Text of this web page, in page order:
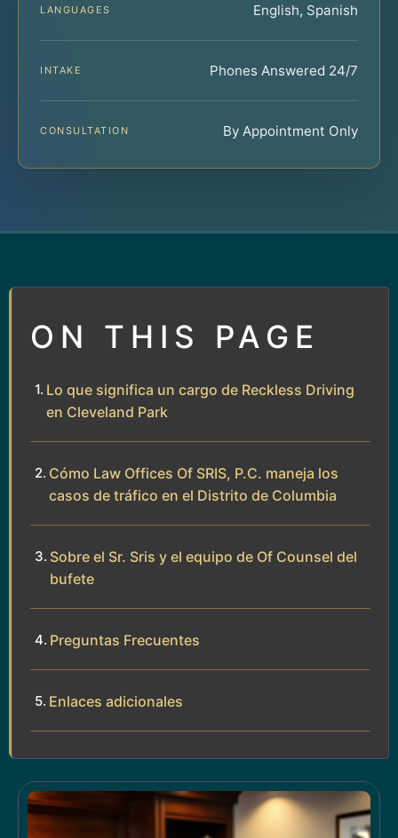
LANGUAGES English, Spanish
INTAKE Phones Answered 24/7
CONSULTATION By Appointment Only
ON THIS PAGE
Lo que significa un cargo de Reckless Driving
en Cleveland Park
Cómo Law Offices Of SRIS, P.C. maneja los
casos de tráfico en el Distrito de Columbia
Sobre el Sr. Sris y el equipo de Of Counsel del
bufete
Preguntas Frecuentes
Enlaces adicionales